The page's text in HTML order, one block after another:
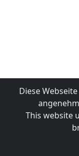
Diese
This website